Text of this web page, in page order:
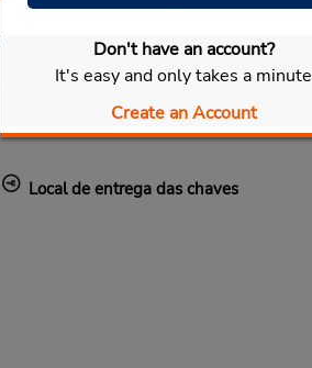
Selecionar meu carro
Don't have an account?
It's easy and only takes a minute
Create an Account
Centro de Duqm
Local de entrega das chaves